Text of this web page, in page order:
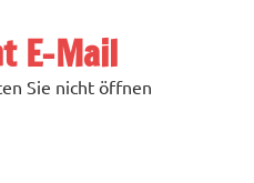
E-Mail
Sie nicht öffnen